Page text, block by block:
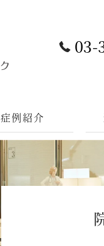
03-
症例紹介